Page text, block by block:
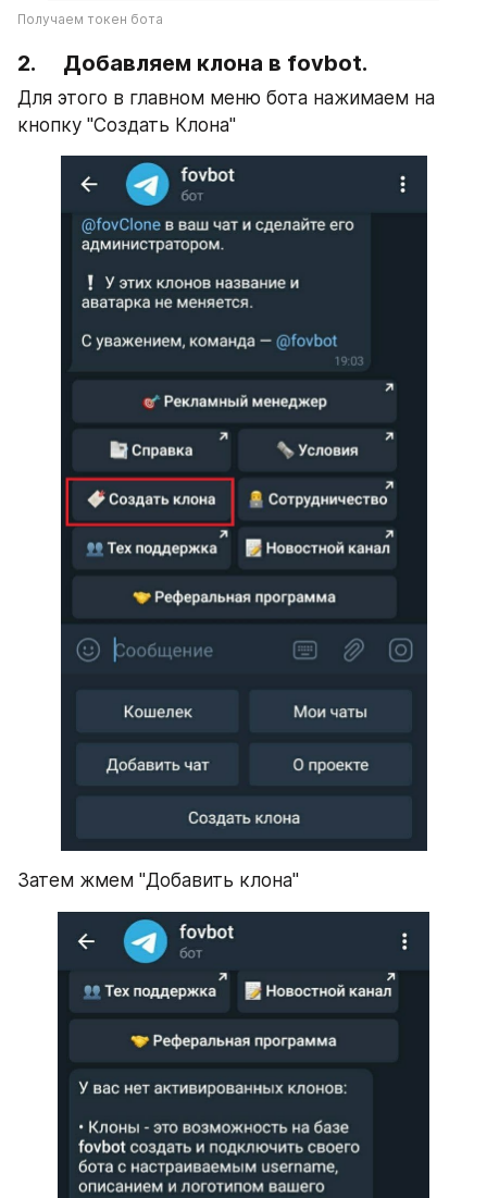
Получаем токен бота
2.     Добавляем клона в fovbot.
Для этого в главном меню бота нажимаем на
кнопку "Создать Клона"
Затем жмем "Добавить клона"